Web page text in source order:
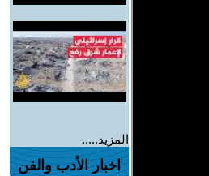
المزيد.....
اخبار الأدب والفن